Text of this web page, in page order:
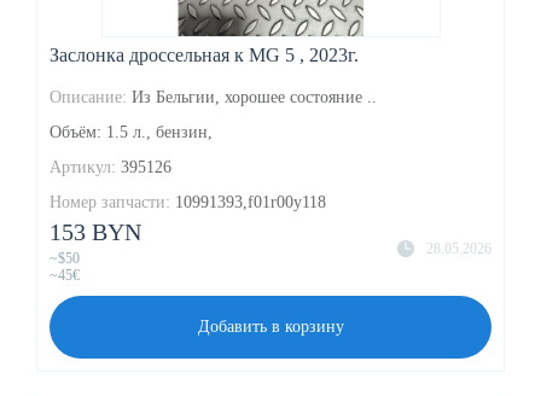
Заслонка дроссельная к MG 5 , 2023г.
Описание: Из Бельгии, хорошее состояние ..
Объём: 1.5 л., бензин,
Артикул: 395126
Номер запчасти: 10991393,f01r00y118
28.05.2026
153 BYN
~$50
~45€
Добавить в корзину